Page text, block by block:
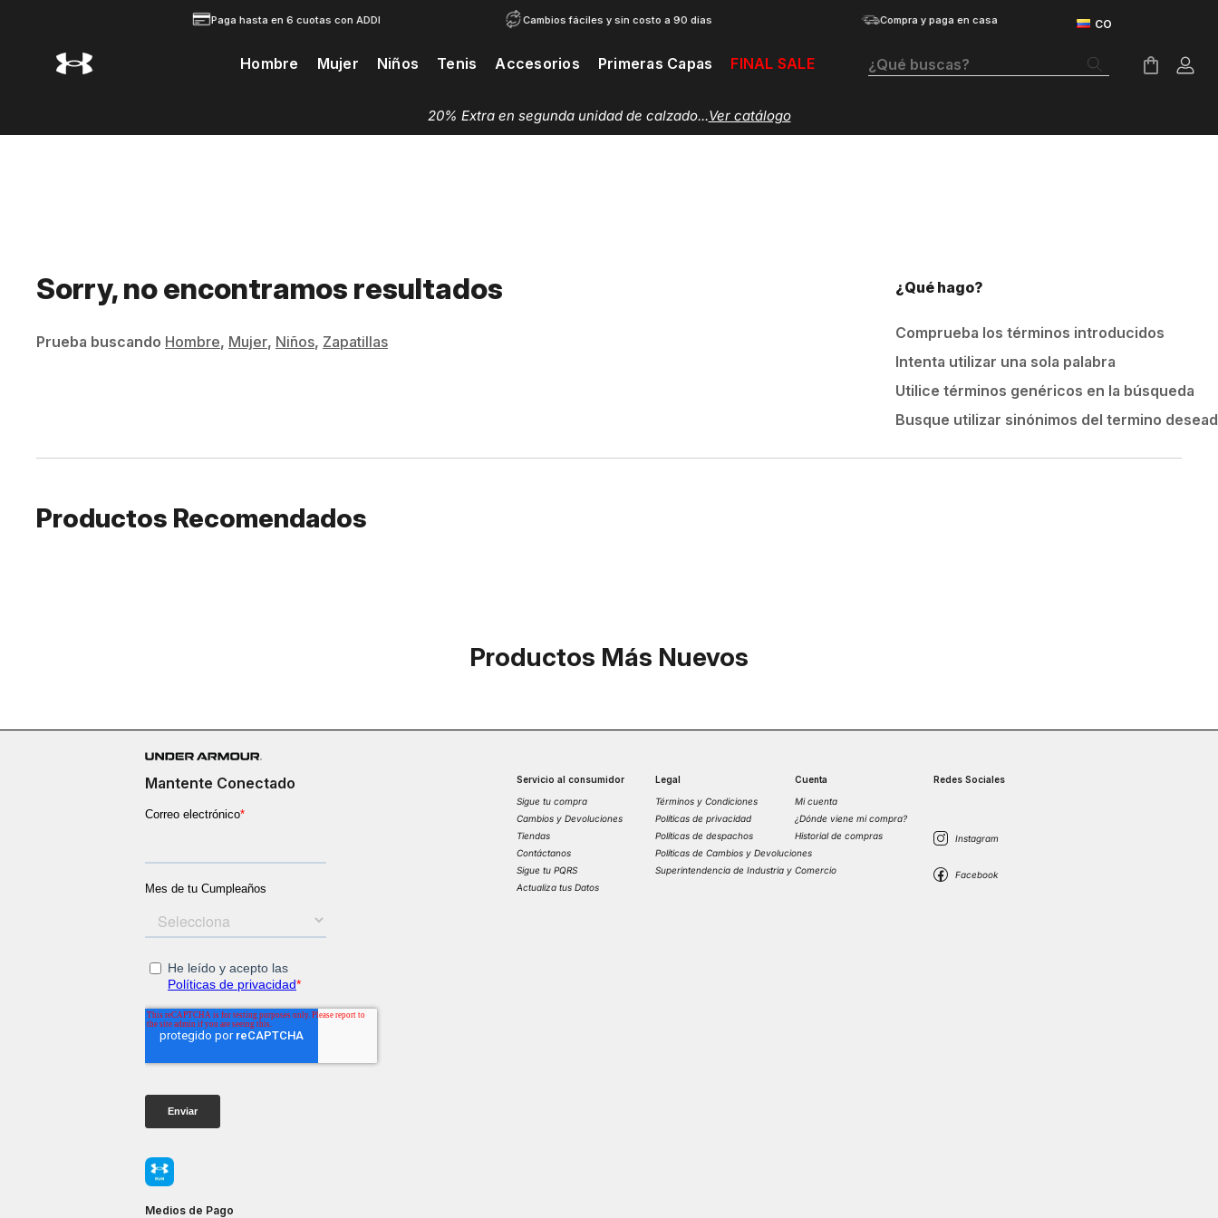
Paga hasta en 6 cuotas con ADDI Cambios fáciles y sin costo a 90 días Compra y paga en casa
Hombre Mujer Niños Tenis Accesorios Primeras Capas FINAL SALE ¿Qué buscas?
20% Extra en segunda unidad de calzado...Ver catálogo
Sorry, no encontramos resultados
Prueba buscando Hombre, Mujer, Niños, Zapatillas
¿Qué hago?
Comprueba los términos introducidos
Intenta utilizar una sola palabra
Utilice términos genéricos en la búsqueda
Busque utilizar sinónimos del termino
Productos Recomendados
Productos Más Nuevos
Mantente Conectado
Medios de Pago
Servicio al consumidor
Sigue tu compra
Cambios y Devoluciones
Tiendas
Contáctanos
Sigue tu PQRS
Actualiza tus Datos
Legal
Términos y Condiciones
Políticas de privacidad
Políticas de despachos
Políticas de Cambios y Devoluciones
Superintendencia de Industria y Comercio
Cuenta
Mi cuenta
¿Dónde viene mi compra?
Historial de compras
Redes Sociales
Botas
Velociti Distance
Guayos
Velociti